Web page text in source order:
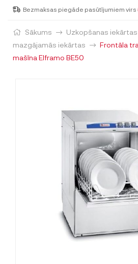
Bezmaksas piegāde pasūtījumiem virs
Sākums Uzkopšanas iekārtas
mazgājamās iekārtas
Frontāla
mašīna Elframo BE50